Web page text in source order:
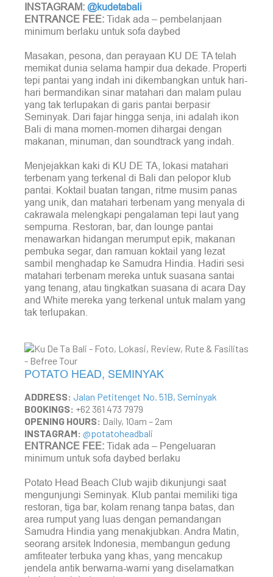
INSTAGRAM: @kudetabali
ENTRANCE FEE: Tidak ada – pembelanjaan
minimum berlaku untuk sofa daybed
Masakan, pesona, dan perayaan KU DE TA telah
memikat dunia selama hampir dua dekade. Properti
tepi pantai yang indah ini dikembangkan untuk hari-
hari bermandikan sinar matahari dan malam pulau
yang tak terlupakan di garis pantai berpasir
Seminyak. Dari fajar hingga senja, ini adalah ikon
Bali di mana momen-momen dihargai dengan
makanan, minuman, dan soundtrack yang indah.
Menjejakkan kaki di KU DE TA, lokasi matahari
terbenam yang terkenal di Bali dan pelopor klub
pantai. Koktail buatan tangan, ritme musim panas
yang unik, dan matahari terbenam yang menyala di
cakrawala melengkapi pengalaman tepi laut yang
sempurna. Restoran, bar, dan lounge pantai
menawarkan hidangan merumput epik, makanan
pembuka segar, dan ramuan koktail yang lezat
sambil menghadap ke Samudra Hindia. Hadiri sesi
matahari terbenam mereka untuk suasana santai
yang tenang, atau tingkatkan suasana di acara Day
and White mereka yang terkenal untuk malam yang
tak terlupakan.
POTATO HEAD, SEMINYAK
ADDRESS: Jalan Petitenget No. 51B, Seminyak
BOOKINGS: +62 361 473 7979
OPENING HOURS: Daily, 10am – 2am
INSTAGRAM: @potatoheadbali
ENTRANCE FEE: Tidak ada – Pengeluaran
minimum untuk sofa daybed berlaku
Potato Head Beach Club wajib dikunjungi saat
mengunjungi Seminyak. Klub pantai memiliki tiga
restoran, tiga bar, kolam renang tanpa batas, dan
area rumput yang luas dengan pemandangan
Samudra Hindia yang menakjubkan. Andra Matin,
seorang arsitek Indonesia, membangun gedung
amfiteater terbuka yang khas, yang mencakup
jendela antik berwarna-warni yang diselamatkan